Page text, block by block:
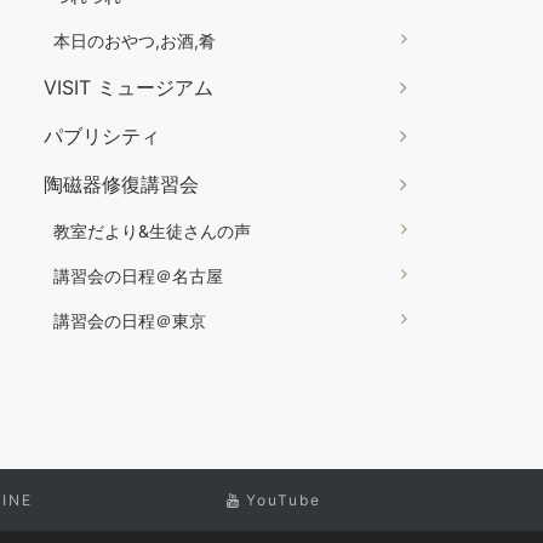
本日のおやつ,お酒,肴
VISIT ミュージアム
パブリシティ
陶磁器修復講習会
教室だより&生徒さんの声
講習会の日程＠名古屋
講習会の日程＠東京
YouTube